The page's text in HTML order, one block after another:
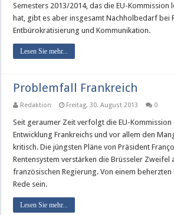
Semesters 2013/2014, das die EU-Kommission
hat, gibt es aber insgesamt Nachholbedarf bei
Entbürokratisierung und Kommunikation.
Lesen Sie mehr...
Problemfall Frankreich
Redaktion Freitag, 30. August 2013 0
Seit geraumer Zeit verfolgt die EU-
Entwicklung Frankreichs und vor allem den
kritisch. Die jüngsten Pläne von Präsident
Rentensystem verstärken die Brüsseler Zweifel
französischen Regierung. Von einem
Rede sein.
Lesen Sie mehr...